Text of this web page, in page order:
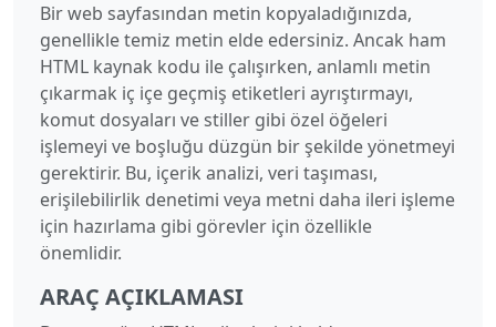
Bir web sayfasından metin kopyaladığınızda,
genellikle temiz metin elde edersiniz. Ancak ham
HTML kaynak kodu ile çalışırken, anlamlı metin
çıkarmak iç içe geçmiş etiketleri ayrıştırmayı,
komut dosyaları ve stiller gibi özel öğeleri
işlemeyi ve boşluğu düzgün bir şekilde yönetmeyi
gerektirir. Bu, içerik analizi, veri taşıması,
erişilebilirlik denetimi veya metni daha ileri işleme
için hazırlama gibi görevler için özellikle
önemlidir.
ARAÇ AÇIKLAMASI